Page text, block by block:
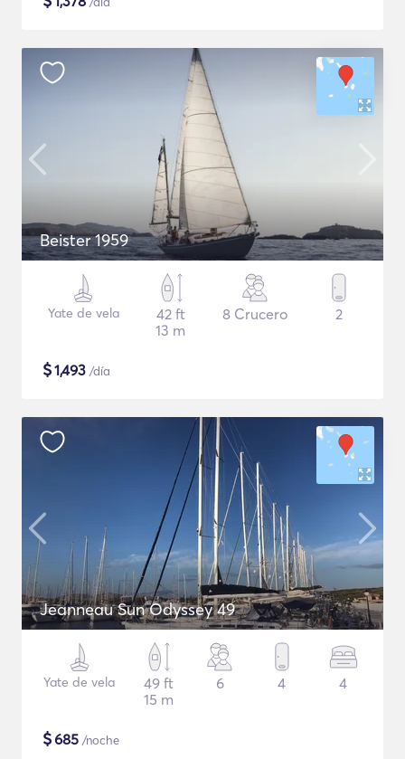
Beister 1959
Yate de vela
42 ft
13 m
8 Crucero 2
$1,493 /día
Jeanneau Sun Odyssey 49
Yate de vela
49 ft
15 m
6 4 4
$685 /noche